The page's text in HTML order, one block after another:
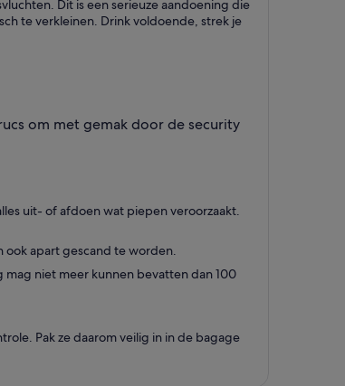
Dit is een serieuze aandoening die
te verkleinen. Drink voldoende, strek je
om met gemak door de security
uit- of afdoen wat piepen veroorzaakt.
ook apart gescand te worden.
mag niet meer kunnen bevatten dan 100
Pak ze daarom veilig in in de bagage